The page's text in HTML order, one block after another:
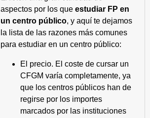
aspectos por los que estudiar FP en
un centro público, y aquí te dejamos
la lista de las razones más comunes
para estudiar en un centro público:
El precio. El coste de cursar un
CFGM varía completamente, ya
que los centros públicos han de
regirse por los importes
marcados por las instituciones